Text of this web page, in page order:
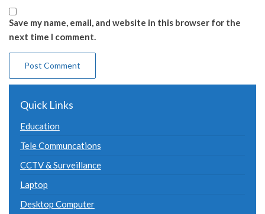
Save my name, email, and website in this browser for the
next time I comment.
Quick Links
Education
Tele Communcations
CCTV & Surveillance
Laptop
Desktop Computer